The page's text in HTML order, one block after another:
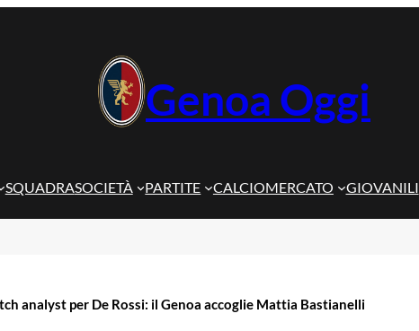
Genoa Oggi
SQUADRASOCIETÀ PARTITE CALCIOMERCATO GIOVANILI
analyst per De Rossi: il Genoa accoglie Mattia Bastianelli